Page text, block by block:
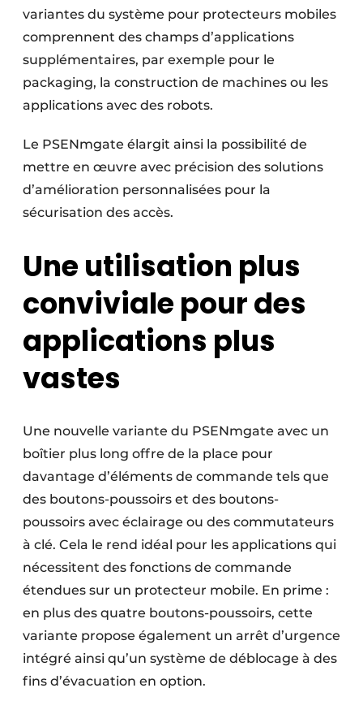
variantes du système pour protecteurs mobiles
comprennent des champs d’applications
supplémentaires, par exemple pour le
packaging, la construction de machines ou les
applications avec des robots.
Le PSENmgate élargit ainsi la possibilité de
mettre en œuvre avec précision des solutions
d’amélioration personnalisées pour la
sécurisation des accès.
Une utilisation plus
conviviale pour des
applications plus
vastes
Une nouvelle variante du PSENmgate avec un
boîtier plus long offre de la place pour
davantage d’éléments de commande tels que
des boutons-poussoirs et des boutons-
poussoirs avec éclairage ou des commutateurs
à clé. Cela le rend idéal pour les applications qui
nécessitent des fonctions de commande
étendues sur un protecteur mobile. En prime :
en plus des quatre boutons-poussoirs, cette
variante propose également un arrêt d’urgence
intégré ainsi qu’un système de déblocage à des
fins d’évacuation en option.